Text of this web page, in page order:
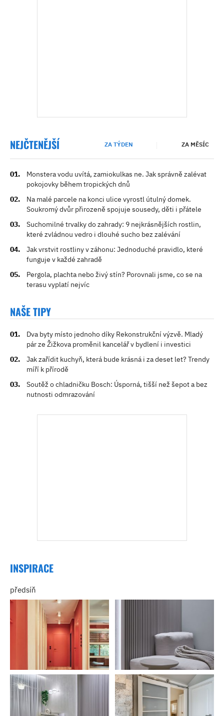
NEJČTENĚJŠÍ ZA TÝDEN ZA MĚSÍC
Monstera vodu uvítá, zamiokulkas ne. Jak správně zalévat
pokojovky během tropických dnů
Na malé parcele na konci ulice vyrostl útulný domek.
Soukromý dvůr přirozeně spojuje sousedy, děti i přátele
Suchomilné trvalky do zahrady: 9 nejkrásnějších rostlin,
které zvládnou vedro i dlouhé sucho bez zalévání
Jak vrstvit rostliny v záhonu: Jednoduché pravidlo, které
funguje v každé zahradě
Pergola, plachta nebo živý stín? Porovnali jsme, co se na
terasu vyplatí nejvíc
NAŠE TIPY
Dva byty místo jednoho díky Rekonstrukční výzvě. Mladý
pár ze Žižkova proměnil kancelář v bydlení i investici
Jak zařídit kuchyň, která bude krásná i za deset let? Trendy
míří k přírodě
Soutěž o chladničku Bosch: Úsporná, tišší než šepot a bez
nutnosti odmrazování
INSPIRACE
předsíň